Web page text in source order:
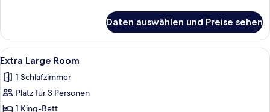
King
Room
Daten auswählen und Preise sehen
Alle
Fotos
für
Extra
Hochwertige Bettwaren,
8
Extra Large Room
1 Schlafzimmer
Platz für 3 Personen
1 King-Bett